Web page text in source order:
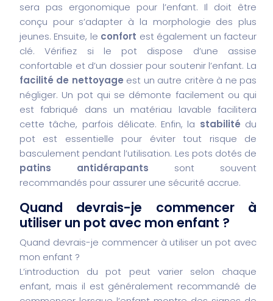
sera pas ergonomique pour l’enfant. Il doit être
conçu pour s’adapter à la morphologie des plus
jeunes. Ensuite, le confort est également un facteur
clé. Vérifiez si le pot dispose d’une assise
confortable et d’un dossier pour soutenir l’enfant. La
facilité de nettoyage est un autre critère à ne pas
négliger. Un pot qui se démonte facilement ou qui
est fabriqué dans un matériau lavable facilitera
cette tâche, parfois délicate. Enfin, la stabilité du
pot est essentielle pour éviter tout risque de
basculement pendant l’utilisation. Les pots dotés de
patins antidérapants sont souvent
recommandés pour assurer une sécurité accrue.
Quand devrais-je commencer à
utiliser un pot avec mon enfant ?
Quand devrais-je commencer à utiliser un pot avec
mon enfant ?
L’introduction du pot peut varier selon chaque
enfant, mais il est généralement recommandé de